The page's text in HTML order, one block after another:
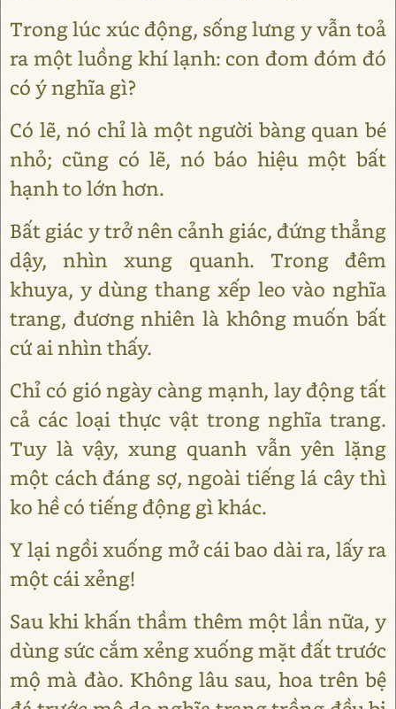
Trong lúc xúc động, sống lưng y vẫn toả
ra một luồng khí lạnh: con đom đóm đó
có ý nghĩa gì?
Có lẽ, nó chỉ là một người bàng quan bé
nhỏ; cũng có lẽ, nó báo hiệu một bất
hạnh to lớn hơn.
Bất giác y trở nên cảnh giác, đứng thẳng
dậy, nhìn xung quanh. Trong đêm
khuya, y dùng thang xếp leo vào nghĩa
trang, đương nhiên là không muốn bất
cứ ai nhìn thấy.
Chỉ có gió ngày càng mạnh, lay động tất
cả các loại thực vật trong nghĩa trang.
Tuy là vậy, xung quanh vẫn yên lặng
một cách đáng sợ, ngoài tiếng lá cây thì
ko hề có tiếng động gì khác.
Y lại ngồi xuống mở cái bao dài ra, lấy ra
một cái xẻng!
Sau khi khấn thầm thêm một lần nữa, y
dùng sức cắm xẻng xuống mặt đất trước
mộ mà đào. Không lâu sau, hoa trên bệ